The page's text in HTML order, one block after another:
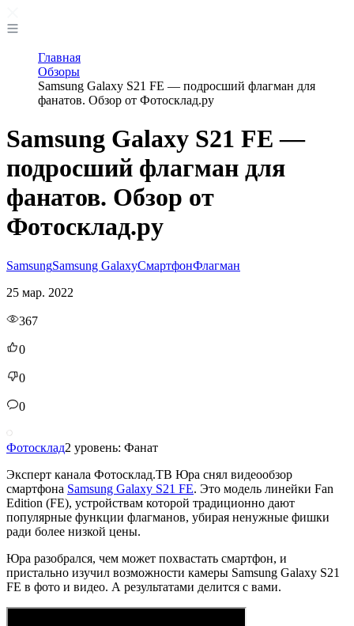
Главная
Обзоры
Samsung Galaxy S21 FE — подросший флагман для
фанатов. Обзор от Фотосклад.ру
Samsung Galaxy S21 FE —
подросший флагман для
фанатов. Обзор от
Фотосклад.ру
SamsungSamsung GalaxyСмартфонФлагман
25 мар. 2022
367
0
0
0
Фотосклад2 уровень: Фанат
Эксперт канала Фотосклад.ТВ Юра снял видеообзор
смартфона Samsung Galaxy S21 FE. Это модель линейки Fan
Edition (FE), устройствам которой традиционно дают
популярные функции флагманов, убирая ненужные фишки
ради более низкой цены.
Юра разобрался, чем может похвастать смартфон, и
пристально изучил возможности камеры Samsung Galaxy S21
FE в фото и видео. А результатами делится с вами.